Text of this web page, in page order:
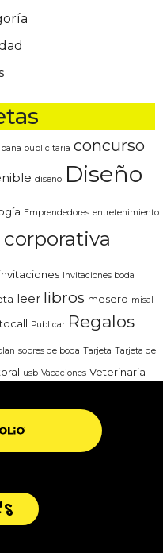
publicitaria concurso
diseño Diseño
Emprendedores entretenimiento
invitaciones Invitaciones boda
leer libros mesero misal
Publicar Regalos
sobres de boda Tarjeta Tarjeta de
usb Vacaciones Veterinaria